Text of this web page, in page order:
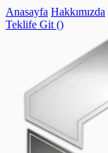
Anasayfa Hakkımızda
Teklife Git ()